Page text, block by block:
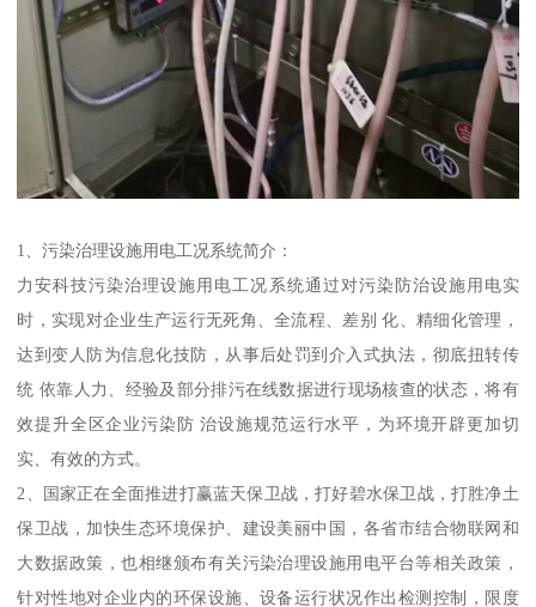
1、污染治理设施用电工况系统简介：
力安科技污染治理设施用电工况系统通过对污染防治设施用电实
时，实现对企业生产运行无死角、全流程、差别 化、精细化管理，
达到变人防为信息化技防，从事后处罚到介入式执法，彻底扭转传
统 依靠人力、经验及部分排污在线数据进行现场核查的状态，将有
效提升全区企业污染防 治设施规范运行水平，为环境开辟更加切
实、有效的方式。
2、国家正在全面推进打赢蓝天保卫战，打好碧水保卫战，打胜净土
保卫战，加快生态环境保护、建设美丽中国，各省市结合物联网和
大数据政策，也相继颁布有关污染治理设施用电平台等相关政策，
针对性地对企业内的环保设施、设备运行状况作出检测控制，限度